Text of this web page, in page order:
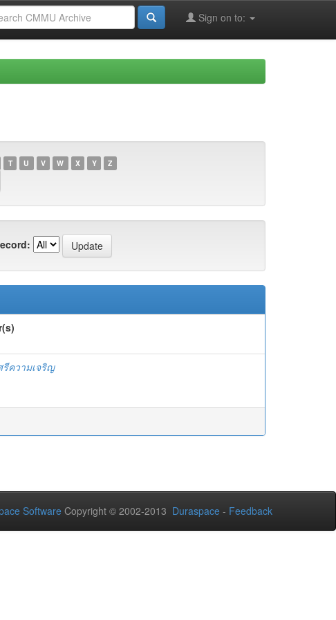
Sign on to:
T U V W X Y Z
ความเจริญ
Software Copyright © 2002-2013 Duraspace - Feedback